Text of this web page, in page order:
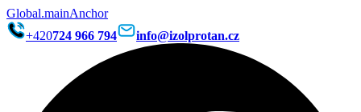
Global.mainAnchor
+420724 966 794 info@izolprotan.cz